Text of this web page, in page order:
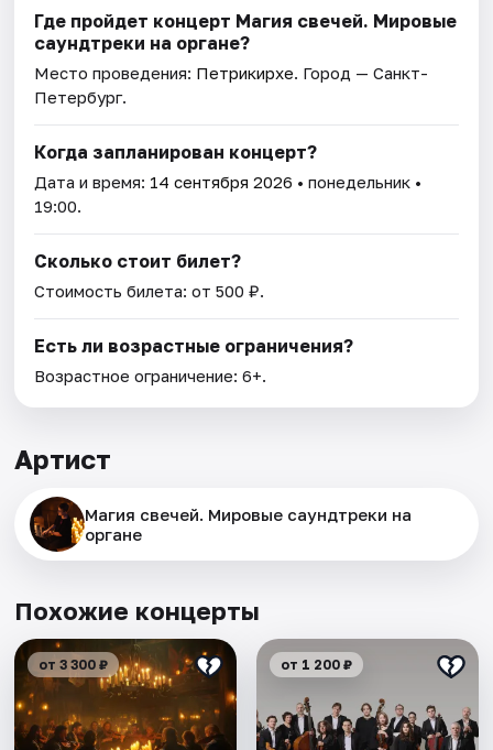
Где пройдет концерт Магия свечей. Мировые
саундтреки на органе?
Место проведения: Петрикирхе. Город — Санкт-
Петербург.
Когда запланирован концерт?
Дата и время: 14 сентября 2026 • понедельник •
19:00.
Сколько стоит билет?
Стоимость билета: от 500 ₽.
Есть ли возрастные ограничения?
Возрастное ограничение: 6+.
Артист
Магия свечей. Мировые саундтреки на
органе
Похожие концерты
от 3 300 ₽ от 1 200 ₽